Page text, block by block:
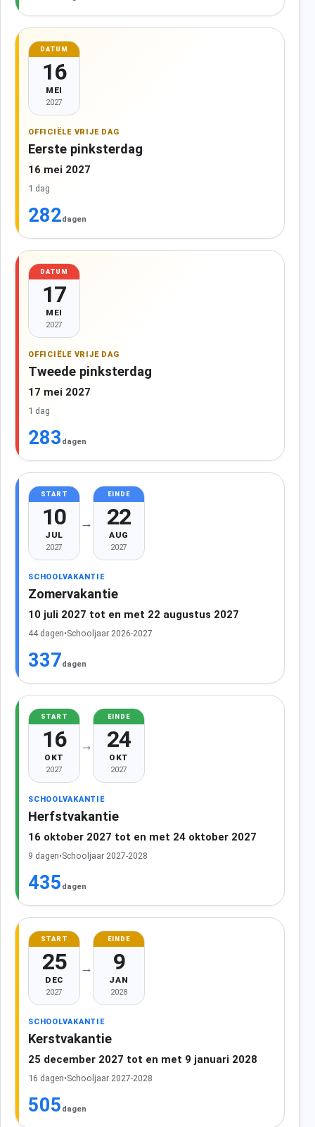
DATUM
16
MEI
2027
OFFICIËLE VRIJE DAG
Eerste pinksterdag
16 mei 2027
1 dag
282dagen
DATUM
17
MEI
2027
OFFICIËLE VRIJE DAG
Tweede pinksterdag
17 mei 2027
1 dag
283 dagen
START
10
JUL
2027
→
EINDE
22
AUG
2027
SCHOOLVAKANTIE
Zomervakantie
10 juli 2027 tot en met 22 augustus 2027
44 dagen•Schooljaar 2026-2027
337dagen
START
16
OKT
2027
→
EINDE
24
OKT
2027
SCHOOLVAKANTIE
Herfstvakantie
16 oktober 2027 tot en met 24 oktober 2027
9 dagen•Schooljaar 2027-2028
435 dagen
START
25
DEC
2027
→
EINDE
9
JAN
2028
SCHOOLVAKANTIE
Kerstvakantie
25 december 2027 tot en met 9 januari 2028
16 dagen•Schooljaar 2027-2028
505 dagen